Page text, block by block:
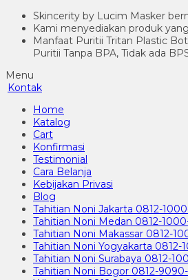
Skincerity by Lucim Masker
Kami menyediakan produk
Manfaat Puritii Tritan Plastic
Puritii Tanpa BPA, Tidak ada
Menu
Kontak
Home
Katalog
Cart
Konfirmasi
Testimonial
Cara Belanja
Kebijakan Privasi
Blog
Tahitian Noni Jakarta 0812-
Tahitian Noni Medan 0812-
Tahitian Noni Makassar 0812-
Tahitian Noni Yogyakarta 0812-
Tahitian Noni Surabaya 0812-
Tahitian Noni Bogor 0812-